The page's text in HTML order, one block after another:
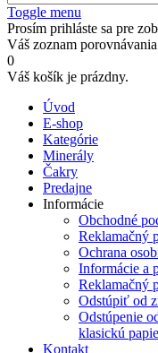
Toggle menu
Prosím prihláste sa pre
Váš zoznam
0
Váš košík je prázdny.
Úvod
E-shop
Kategórie
Minerály
Čakry
Predajne
Informácie
Obchodné
Reklamačný
Ochrana
Informácie a
Reklamačný
Odstúpiť od
Odstúpenie
klasickú
Kontakt